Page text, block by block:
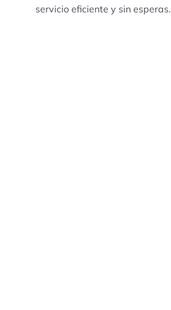
servicio eficiente y sin esperas.